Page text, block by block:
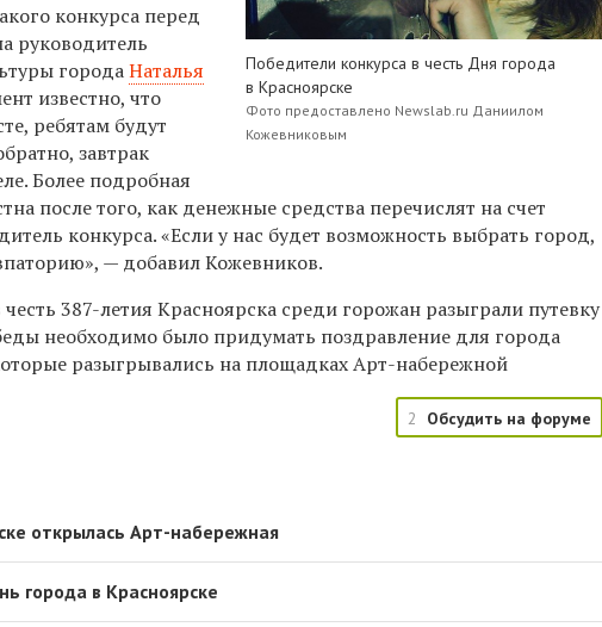
Победители конкурса в честь Дня города
в Красноярске
Фото предоставлено Newslab.ru Даниилом
Кожевниковым
конкурса перед
руководитель
городаНаталья
известно, что
ребятам будут
завтрак
Более подробная
после того, как денежные средства перечислят на счет
конкурса. «Если у нас будет возможность выбрать город,
— добавил Кожевников.
387-летия Красноярска среди горожан разыграли путевку
необходимо было придумать поздравление для города
разыгрывались на площадках Арт-набережной
2 Обсудить на форуме
открылась Арт-набережная
города в Красноярске